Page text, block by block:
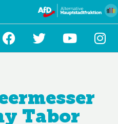
Tabor